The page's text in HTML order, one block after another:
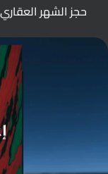
حجز الشهر العقاري